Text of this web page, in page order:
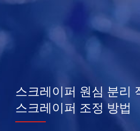
스크레이퍼 원심 분리
스크레이퍼 조정 방법